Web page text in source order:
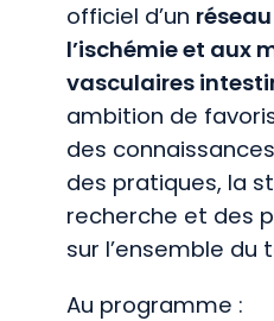
officiel d’un
l’ischémie et aux
vasculaires
ambition de
des
des pratiques, la
recherche et des
sur l’ensemble du
Au programme :